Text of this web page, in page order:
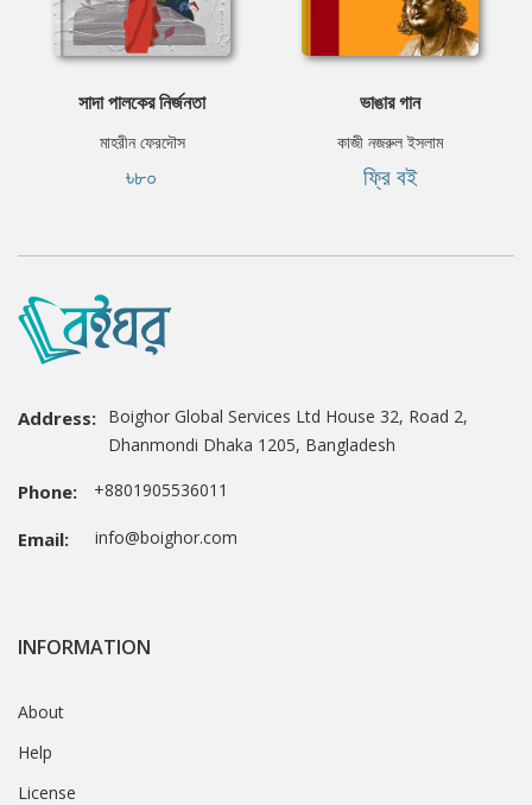
সাদা পালকের নির্জনতা
মাহরীন ফেরদৌস
৳৮০
ভাঙার গান
কাজী নজরুল ইসলাম
ফ্রি বই
Address: Boighor Global Services Ltd House 32, Road 2,
Dhanmondi Dhaka 1205, Bangladesh
Phone: +8801905536011
Email: info@boighor.com
INFORMATION
About
Help
License